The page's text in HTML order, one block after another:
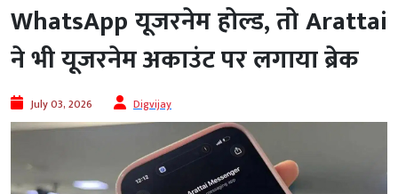
WhatsApp यूजरनेम होल्ड, तो Arattai
ने भी यूजरनेम अकाउंट पर लगाया ब्रेक
July 03, 2026 Digvijay